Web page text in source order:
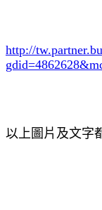
http://
gdid=4862628
以上圖片及文字